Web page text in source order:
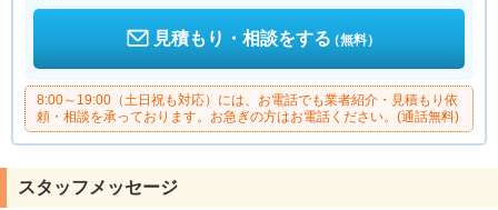
見積もり・相談をする（無料）
8:00～19:00（土日祝も対応）には、お電話でも業者紹介・見積もり依
頼・相談を承っております。お急ぎの方はお電話ください。(通話無料)
スタッフメッセージ